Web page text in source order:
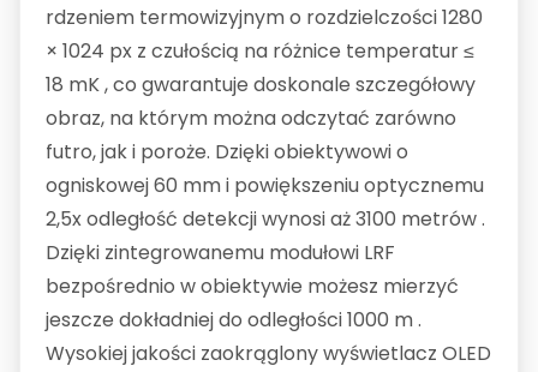
rdzeniem termowizyjnym o rozdzielczości 1280
× 1024 px z czułością na różnice temperatur ≤
18 mK , co gwarantuje doskonale szczegółowy
obraz, na którym można odczytać zarówno
futro, jak i poroże. Dzięki obiektywowi o
ogniskowej 60 mm i powiększeniu optycznemu
2,5x odległość detekcji wynosi aż 3100 metrów .
Dzięki zintegrowanemu modułowi LRF
bezpośrednio w obiektywie możesz mierzyć
jeszcze dokładniej do odległości 1000 m .
Wysokiej jakości zaokrąglony wyświetlacz OLED